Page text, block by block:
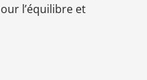
l’équilibre et